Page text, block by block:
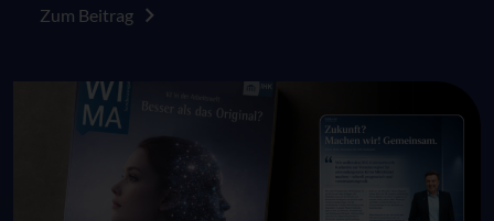
Änderungen greifen für Neukunden sowie für
Zum Beitrag